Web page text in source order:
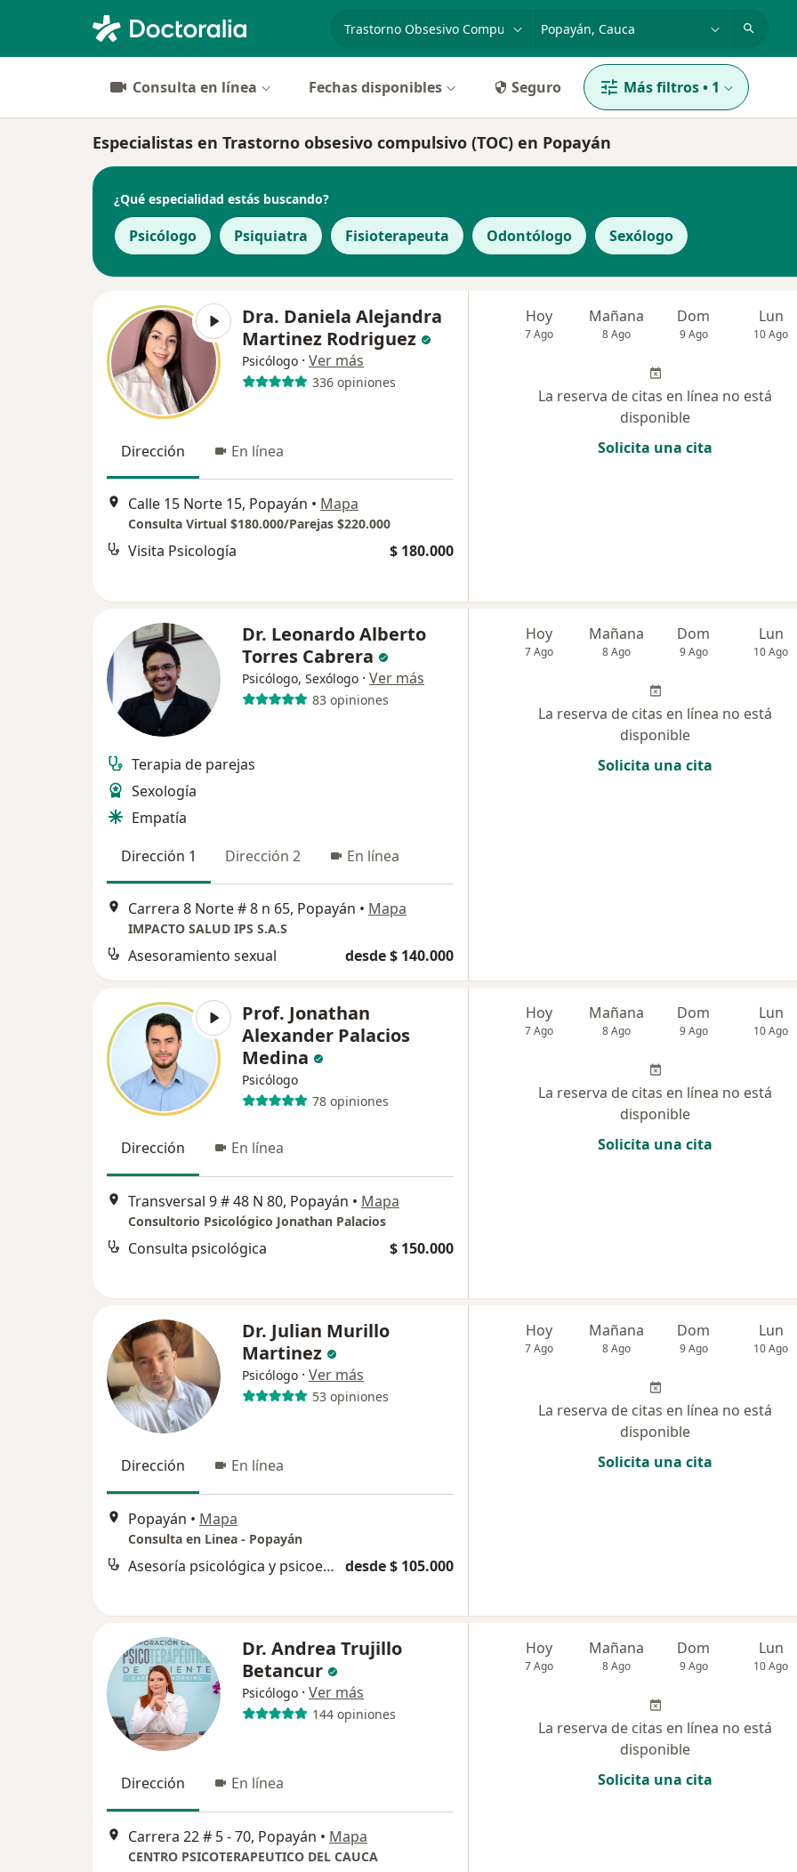
especialidad, enfermedad o nombre
p. ej. Bogotá
Consulta en línea Fechas disponibles Seguro Más filtros• 1
Especialistas en Trastorno obsesivo compulsivo (TOC) en Popayán
¿Qué especialidad estás buscando?
Psicólogo Psiquiatra Fisioterapeuta Odontólogo Sexólogo
Dra. Daniela Alejandra
Martinez Rodriguez
Psicólogo · Ver más
336 opiniones
Dirección En línea
Calle 15 Norte 15, Popayán • Mapa
Consulta Virtual $180.000/Parejas $220.000
Visita Psicología $ 180.000
Hoy
7 Ago
Mañana
8 Ago
Dom
9 Ago
Lun
10 Ago
La reserva de citas en línea no está
disponible
Solicita una cita
Dr. Leonardo Alberto
Torres Cabrera
Psicólogo, Sexólogo · Ver más
83 opiniones
Terapia de parejas
Sexología
Empatía
Dirección 1
Dirección 2 En línea
Carrera 8 Norte # 8 n 65, Popayán • Mapa
IMPACTO SALUD IPS S.A.S
Asesoramiento sexual desde $ 140.000
Hoy
7 Ago
Mañana
8 Ago
Dom
9 Ago
Lun
10 Ago
La reserva de citas en línea no está
disponible
Solicita una cita
Prof. Jonathan
Alexander Palacios
Medina
Psicólogo
78 opiniones
Dirección En línea
Transversal 9 # 48 N 80, Popayán • Mapa
Consultorio Psicológico Jonathan Palacios
Consulta psicológica $ 150.000
Hoy
7 Ago
Mañana
8 Ago
Dom
9 Ago
Lun
10 Ago
La reserva de citas en línea no está
disponible
Solicita una cita
Dr. Julian Murillo
Martinez
Psicólogo · Ver más
53 opiniones
Dirección En línea
Popayán • Mapa
Consulta en Linea - Popayán
Asesoría psicológica y psicoeducación desde $ 105.000
Hoy
7 Ago
Mañana
8 Ago
Dom
9 Ago
Lun
10 Ago
La reserva de citas en línea no está
disponible
Solicita una cita
Dr. Andrea Trujillo
Betancur
Psicólogo · Ver más
144 opiniones
Dirección En línea
Carrera 22 # 5 - 70, Popayán • Mapa
CENTRO PSICOTERAPEUTICO DEL CAUCA
Hoy
7 Ago
Mañana
8 Ago
Dom
9 Ago
Lun
10 Ago
La reserva de citas en línea no está
disponible
Solicita una cita